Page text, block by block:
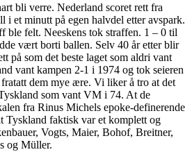
bli verre. Nederland scoret rett fra
i et minutt på egen halvdel etter avspark.
ble felt. Neeskens tok straffen. 1 – 0 til
vært borti ballen. Selv 40 år etter blir
på som det beste laget som aldri vant
vant kampen 2-1 i 1974 og tok seieren
dem mye ære. Vi liker å tro at det
som vant VM i 74. At de
fra Rinus Michels epoke-definerende
Tyskland faktisk var et komplett og
Vogts, Maier, Bohof, Breitner,
og Müller.